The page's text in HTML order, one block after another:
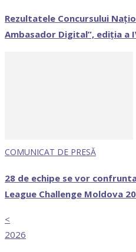
Rezultatele Concursului
Ambasador Digital”, ediția a
COMUNICAT DE PRESĂ
28 de echipe se vor confrunta
League Challenge Moldova
<
2026